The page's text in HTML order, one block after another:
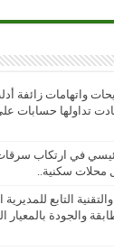
واتهامات زائفة
تداولها حسابات
في ارتكاب
محلات سكنية..
التابع للمديرية
والجودة بالمعيار